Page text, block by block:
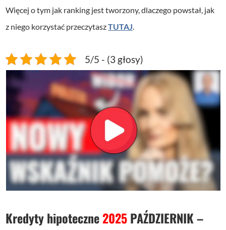
Więcej o tym jak ranking jest tworzony, dlaczego powstał, jak
z niego korzystać przeczytaszTUTAJ
5/5 - (3 głosy)
Kredyty hipoteczne2025PAŹDZIERNIK–